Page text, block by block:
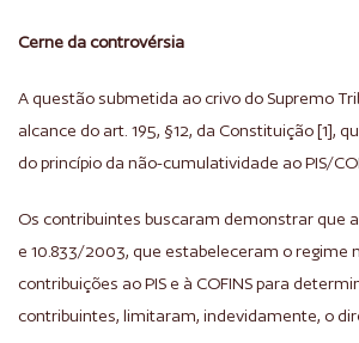
Cerne da controvérsia
A questão submetida ao crivo do Supremo
alcance do art. 195, §12, da Constituição [1],
do princípio da não-cumulatividade ao PIS/
Os contribuintes buscaram demonstrar que
e 10.833/2003, que estabeleceram o regime
contribuições ao PIS e à COFINS para
contribuintes, limitaram, indevidamente, o